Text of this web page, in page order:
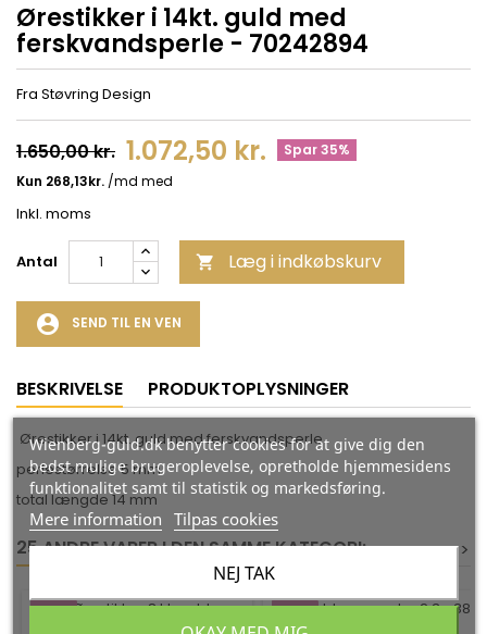
Ørestikker i 14kt. guld med
ferskvandsperle - 70242894
Fra Støvring Design
1.650,00 kr. 1.072,50 kr. Spar 35%
Inkl. moms
Antal  Læg i indkøbskurv
account_circle SEND TIL EN VEN
BESKRIVELSE PRODUKTOPLYSNINGER
Ørestikker i 14kt. guld med ferskvandsperle
perlestørrelse 5 mm
total længde 14 mm
25 ANDRE VARER I DEN SAMME KATEGORI: >>
<<
-35% -35%
Wienberg-guld.dk benytter cookies for at give dig den
bedst mulige brugeroplevelse, opretholde hjemmesidens
funktionalitet samt til statistik og markedsføring.
Mere information Tilpas cookies
NEJ TAK